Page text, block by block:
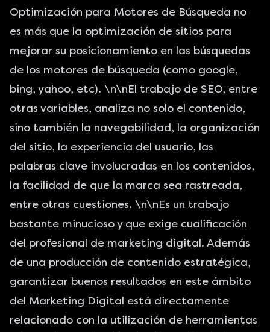
Optimización para Motores de Búsqueda no
es más que la optimización de sitios para
mejorar su posicionamiento en las búsquedas
de los motores de búsqueda (como google,
bing, yahoo, etc). \n\nEl trabajo de SEO, entre
otras variables, analiza no solo el contenido,
sino también la navegabilidad, la organización
del sitio, la experiencia del usuario, las
palabras clave involucradas en los contenidos,
la facilidad de que la marca sea rastreada,
entre otras cuestiones. \n\nEs un trabajo
bastante minucioso y que exige cualificación
del profesional de marketing digital. Además
de una producción de contenido estratégica,
garantizar buenos resultados en este ámbito
del Marketing Digital está directamente
relacionado con la utilización de herramientas